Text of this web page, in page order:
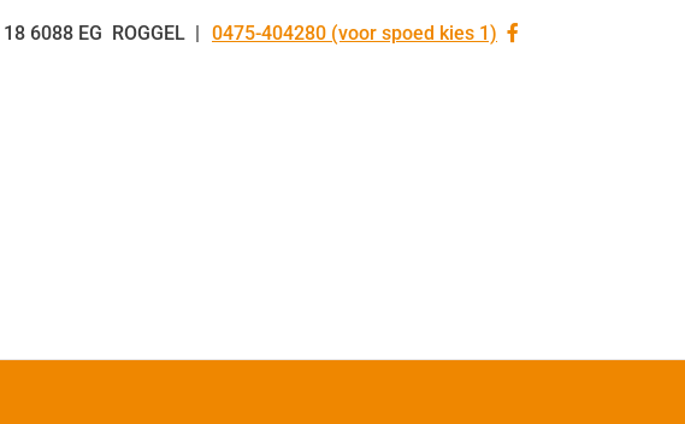
18 6088 EG ROGGEL Tel:
0475-404280 (voor spoed kies 1)